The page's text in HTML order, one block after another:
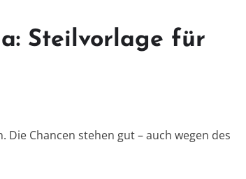
Steilvorlage für
Die Chancen stehen gut – auch wegen des